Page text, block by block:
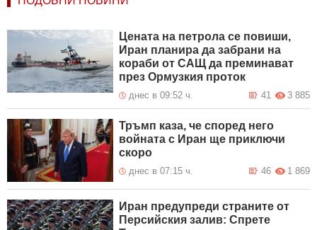
Цената на петрола се повиши,
Иран планира да забрани на
кораби от САЩ да преминават
през Ормузкия проток
днес в 09:52 ч. 3 885
41
Тръмп каза, че според него
войната с Иран ще приключи
скоро
днес в 07:15 ч. 1 869
46
Иран предупреди страните от
Персийския залив: Спрете